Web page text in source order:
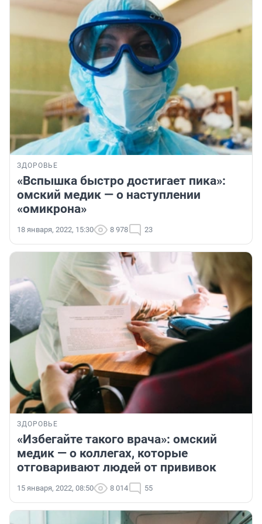
ЗДОРОВЬЕ
«Вспышка быстро достигает пика»:
омский медик — о наступлении
«омикрона»
18 января, 2022, 15:30 8 978 23
ЗДОРОВЬЕ
«Избегайте такого врача»: омский
медик — о коллегах, которые
отговаривают людей от прививок
15 января, 2022, 08:50 8 014 55